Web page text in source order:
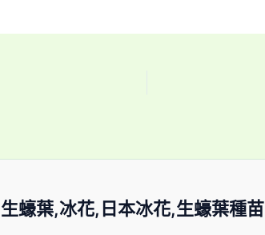
生蠔葉,冰花,日本冰花,生蠔葉種苗